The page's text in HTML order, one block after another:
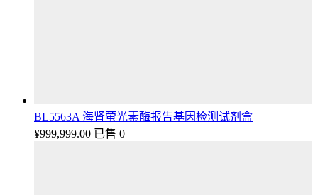
BL5563A 海肾萤光素酶报告基因检测试剂盒
¥999,999.00 已售 0